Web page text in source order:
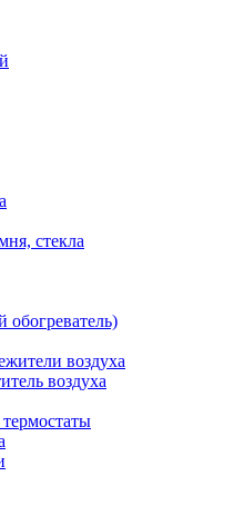
стекла
обогреватель)
воздуха
воздуха